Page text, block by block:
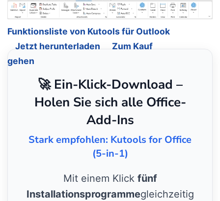
Funktionsliste von Kutools für Outlook
Jetzt herunterladen
Zum Kauf
gehen
🚀 Ein-Klick-Download –
Holen Sie sich alle Office-
Add-Ins
Stark empfohlen: Kutools for Office
(5-in-1)
Mit einem Klick fünf
Installationsprogrammegleichzeitig